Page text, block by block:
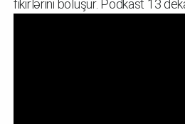
fikirlərini bölüşür. Podkast 13